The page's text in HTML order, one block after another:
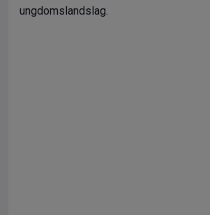
ungdomslandslag.